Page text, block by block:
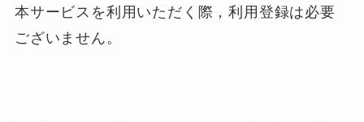
本サービスを利用いただく際，利用登録は必要
ございません。